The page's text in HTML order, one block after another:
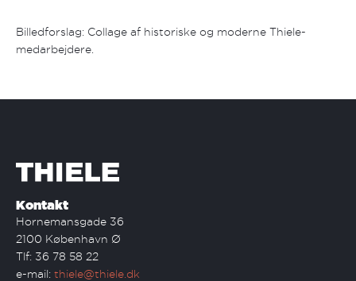
Billedforslag: Collage af historiske og moderne Thiele-
medarbejdere.
Kontakt
Hornemansgade 36
2100 København Ø
Tlf: 36 78 58 22
e-mail: thiele@thiele.dk